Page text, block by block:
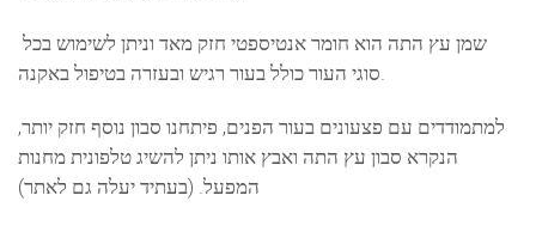
סוגי העור כולל בעור רגיש ובעזרה בטיפול באקנה.
למתמודדים עם פצעונים בעור הפנים, פיתחנו סבון נוסף חזק יותר,
הנקרא סבון עץ התה ואבץ אותו ניתן להשיג טלפונית מחנות